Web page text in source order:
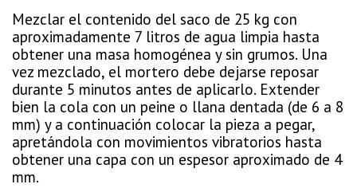
Mezclar el contenido del saco de 25 kg con
aproximadamente 7 litros de agua limpia hasta
obtener una masa homogénea y sin grumos. Una
vez mezclado, el mortero debe dejarse reposar
durante 5 minutos antes de aplicarlo. Extender
bien la cola con un peine o llana dentada (de 6 a 8
mm) y a continuación colocar la pieza a pegar,
apretándola con movimientos vibratorios hasta
obtener una capa con un espesor aproximado de 4
mm.